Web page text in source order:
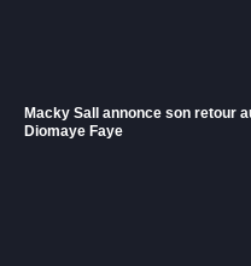
Macky Sall annonce son retour
Diomaye Faye